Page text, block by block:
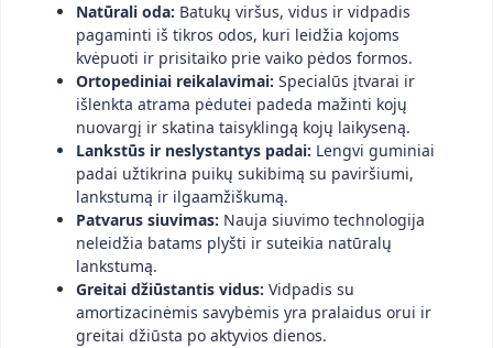
Natūrali oda: Batukų viršus, vidus ir vidpadis
pagaminti iš tikros odos, kuri leidžia kojoms
kvėpuoti ir prisitaiko prie vaiko pėdos formos.
Ortopediniai reikalavimai: Specialūs įtvarai ir
išlenkta atrama pėdutei padeda mažinti kojų
nuovargį ir skatina taisyklingą kojų laikyseną.
Lankstūs ir neslystantys padai: Lengvi guminiai
padai užtikrina puikų sukibimą su paviršiumi,
lankstumą ir ilgaamžiškumą.
Patvarus siuvimas: Nauja siuvimo technologija
neleidžia batams plyšti ir suteikia natūralų
lankstumą.
Greitai džiūstantis vidus: Vidpadis su
amortizacinėmis savybėmis yra pralaidus orui ir
greitai džiūsta po aktyvios dienos.